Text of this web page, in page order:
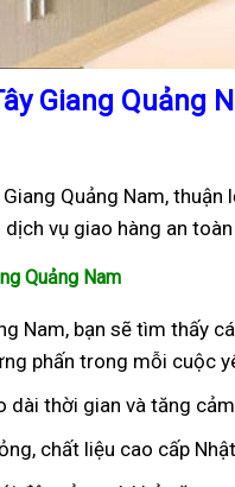
Giang Quảng
Quảng Nam,
vụ giao hàng an
Quảng Nam
Nam, bạn sẽ tìm thấy
phấn trong mỗi cuộc
dài thời gian và tăng
chất liệu cao cấp